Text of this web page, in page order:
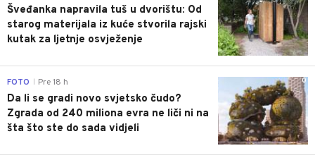
Šveđanka napravila tuš u dvorištu: Od
starog materijala iz kuće stvorila rajski
kutak za ljetnje osvježenje
0
FOTO Pre 18 h
Da li se gradi novo svjetsko čudo?
Zgrada od 240 miliona evra ne liči ni na
šta što ste do sada vidjeli